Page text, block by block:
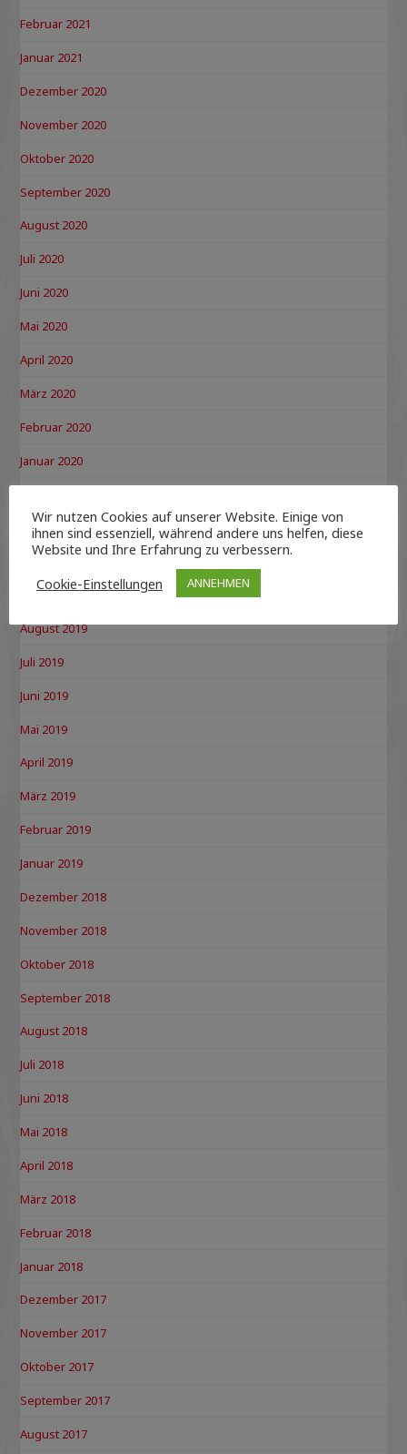
Februar 2021
Januar 2021
Dezember 2020
November 2020
Oktober 2020
September 2020
August 2020
Juli 2020
Juni 2020
Mai 2020
April 2020
März 2020
Februar 2020
Januar 2020
November 2019
September 2019
August 2019
Juli 2019
Juni 2019
Mai 2019
April 2019
März 2019
Februar 2019
Januar 2019
Dezember 2018
November 2018
Oktober 2018
September 2018
August 2018
Juli 2018
Juni 2018
Mai 2018
April 2018
März 2018
Februar 2018
Januar 2018
Dezember 2017
November 2017
Oktober 2017
September 2017
August 2017
Wir nutzen Cookies auf unserer Website. Einige von
ihnen sind essenziell, während andere uns helfen, diese
Website und Ihre Erfahrung zu verbessern.
Cookie-Einstellungen
ANNEHMEN